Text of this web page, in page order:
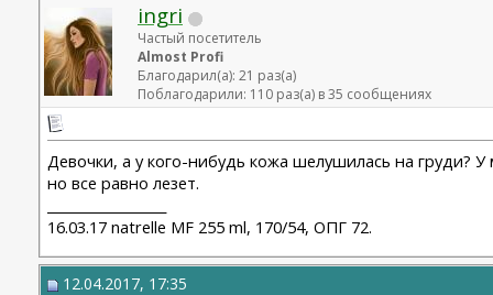
ingri
Частый посетитель
Almost Profi
Благодарил(а): 21 раз(а)
Поблагодарили: 110 раз(а) в 35 сообщениях
Девочки, а у кого-нибудь кожа шелушилась на груди?
но все равно лезет.
16.03.17 natrelle MF 255 ml, 170/54, ОПГ 72.
12.04.2017, 17:35